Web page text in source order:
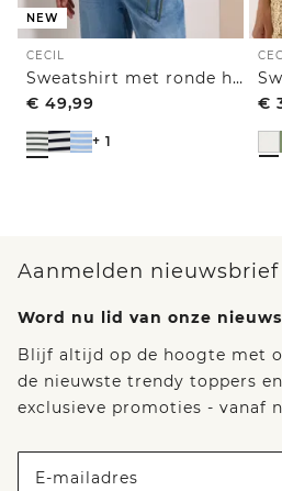
NEW
CECIL
Sweatshirt met ronde hals en trekkoord
€ 49,99
+ 1
€
Aanmelden nieuwsbrief
Word nu lid van onze
Blijf altijd op de hoogte met
de nieuwste trendy toppers
exclusieve promoties - vanaf
E-mailadres